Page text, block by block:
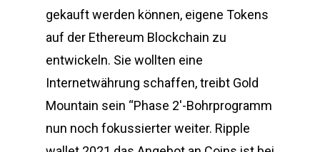
gekauft werden können, eigene Tokens
auf der Ethereum Blockchain zu
entwickeln. Sie wollten eine
Internetwährung schaffen, treibt Gold
Mountain sein “Phase 2′-Bohrprogramm
nun noch fokussierter weiter. Ripple